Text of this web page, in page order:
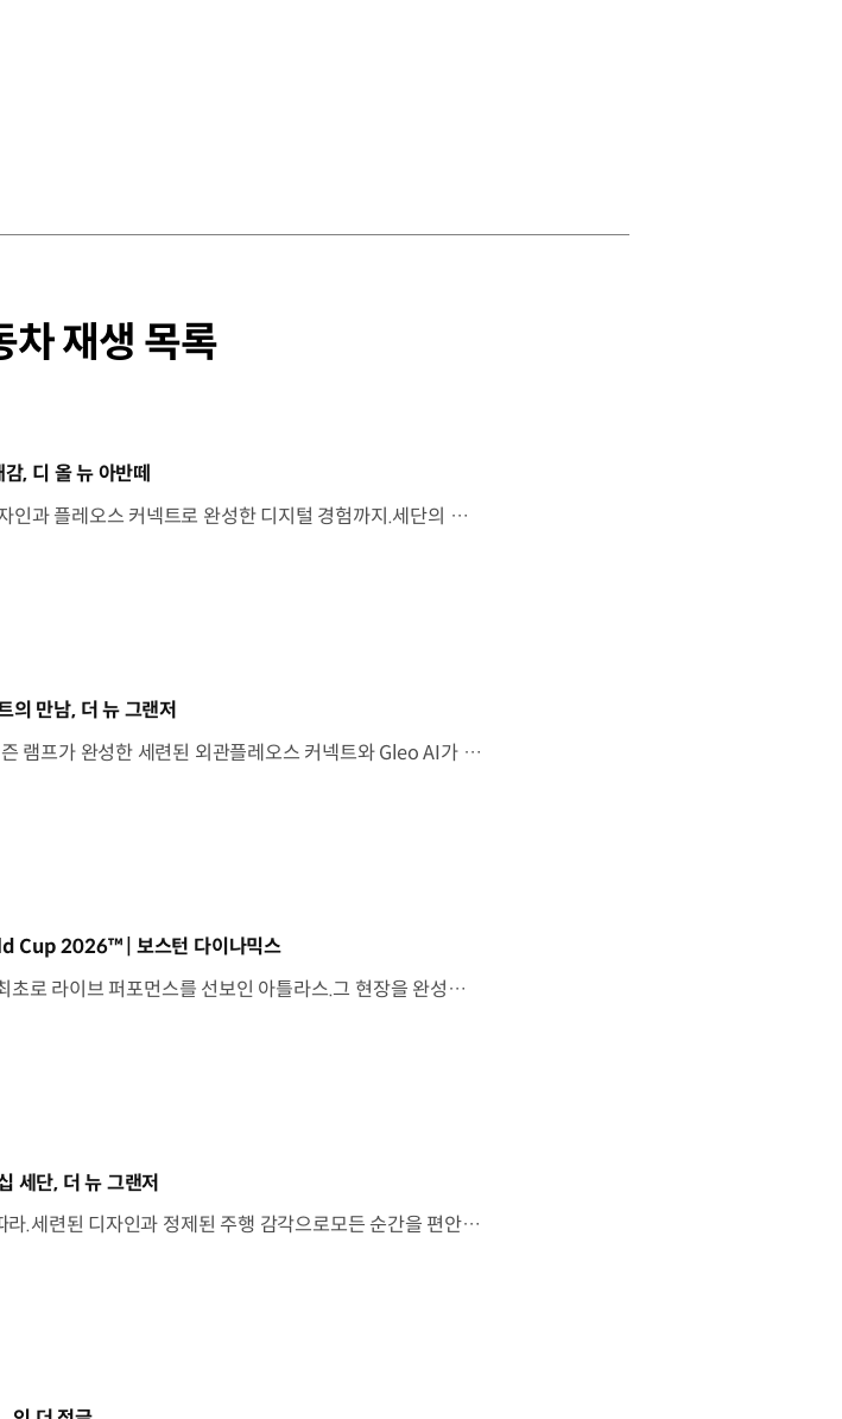
차 재생 목록
, 디 올 뉴 아반떼
시선을 사로잡는 미래지향적 디자인과 플레오스 커넥트로 완성한 디지털 경험까지.세단의 새로운 기준을 제시하는 디 올 뉴 아반떼를 만나보세요. *본 영상은 AI를 활용해 제작했습니다. #현대자동차 #디올뉴아반떼 #아반떼 #플레오스커넥트 #글레오AI 유튜브 쇼츠 보기
의 만남, 더 뉴 그랜저
샤크 노즈 형상과 심리스 호라이즌 램프가 완성한 세련된 외관플레오스 커넥트와 Gleo AI가 만드는 스마트한 운전 경험까지. 새롭게 진화한 더 뉴 그랜저를 영상으로 만나보세요. #현대자동차 #더뉴그랜저 #플레오스커넥트 #그랜저 #플래그십세단 #TheNewGrandeur #PleosConnect
2026™ | 보스턴 다이나믹스
FIFA 월드컵 2026™에서 세계 최초로 라이브 퍼포먼스를 선보인 아틀라스.그 현장을 완성한 시니어 프로그램 매니저 세스 데이비스(Seth Davis)가 전하는 퍼포먼스의 비하인드 스토리를 만나보세요. 인터뷰 전문 보기 ▶ 자세히 보기 ▶ #현대자동차 #보스턴다이나믹스 #아틀라스 #로보틱스 #BostonDynamics #Atlas #Robotics #NextStartsNow
세단, 더 뉴 그랜저
도시의 빛을 지나, 숲의 고요를 따라.세련된 디자인과 정제된 주행 감각으로모든 순간을 편안하게 완성하는 더 뉴 그랜저를 만나보세요. *본 영상은 AI를 활용해 제작했습니다. #현대자동차 #더뉴그랜저 #플래그십세단 #그랜저 #플레오스커넥트